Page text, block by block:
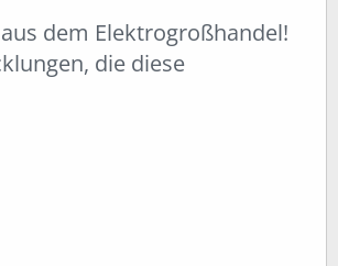
dem Elektrogroßhandel!
die diese